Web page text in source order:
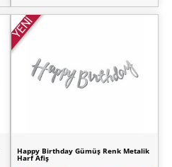
YENİ
Happy Birthday Gümüş Renk Metalik
Harf Afiş